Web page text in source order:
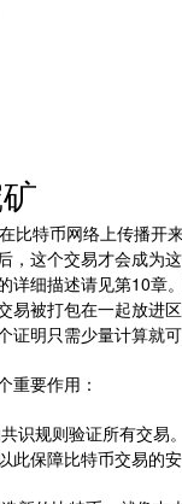
比特币网络上传播开
，这个交易才会成为
详细描述请见第10章
易被打包在一起放进
明只需少量计算就可
重要作用：
识规则验证所有交易
保障比特币交易的安